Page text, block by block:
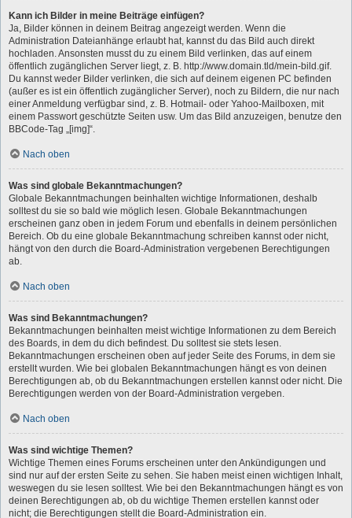
Kann ich Bilder in meine Beiträge einfügen?
Ja, Bilder können in deinem Beitrag angezeigt werden. Wenn die
Administration Dateianhänge erlaubt hat, kannst du das Bild auch direkt
hochladen. Ansonsten musst du zu einem Bild verlinken, das auf einem
öffentlich zugänglichen Server liegt, z. B. http://www.domain.tld/mein-bild.gif.
Du kannst weder Bilder verlinken, die sich auf deinem eigenen PC befinden
(außer es ist ein öffentlich zugänglicher Server), noch zu Bildern, die nur nach
einer Anmeldung verfügbar sind, z. B. Hotmail- oder Yahoo-Mailboxen, mit
einem Passwort geschützte Seiten usw. Um das Bild anzuzeigen, benutze den
BBCode-Tag „[img]“.
Nach oben
Was sind globale Bekanntmachungen?
Globale Bekanntmachungen beinhalten wichtige Informationen, deshalb
solltest du sie so bald wie möglich lesen. Globale Bekanntmachungen
erscheinen ganz oben in jedem Forum und ebenfalls in deinem persönlichen
Bereich. Ob du eine globale Bekanntmachung schreiben kannst oder nicht,
hängt von den durch die Board-Administration vergebenen Berechtigungen
ab.
Nach oben
Was sind Bekanntmachungen?
Bekanntmachungen beinhalten meist wichtige Informationen zu dem Bereich
des Boards, in dem du dich befindest. Du solltest sie stets lesen.
Bekanntmachungen erscheinen oben auf jeder Seite des Forums, in dem sie
erstellt wurden. Wie bei globalen Bekanntmachungen hängt es von deinen
Berechtigungen ab, ob du Bekanntmachungen erstellen kannst oder nicht. Die
Berechtigungen werden von der Board-Administration vergeben.
Nach oben
Was sind wichtige Themen?
Wichtige Themen eines Forums erscheinen unter den Ankündigungen und
sind nur auf der ersten Seite zu sehen. Sie haben meist einen wichtigen Inhalt,
weswegen du sie lesen solltest. Wie bei den Bekanntmachungen hängt es von
deinen Berechtigungen ab, ob du wichtige Themen erstellen kannst oder
nicht; die Berechtigungen stellt die Board-Administration ein.